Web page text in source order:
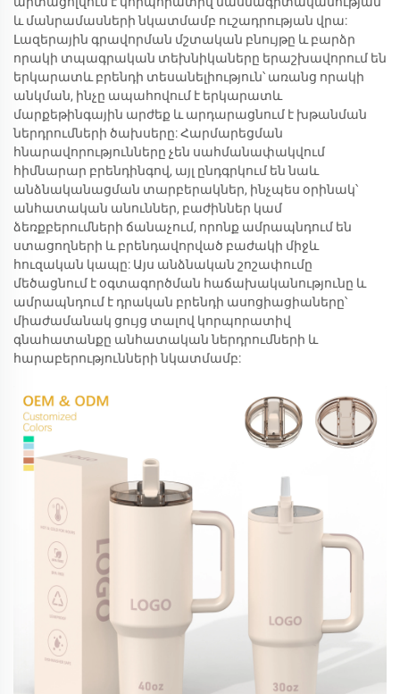
և մանրամասների նկատմամբ ուշադրության վրա:
Լազերային գրավորման մշտական բնույթը և բարձր
որակի տպագրական տեխնիկաները երաշխավորում են
երկարատև բրենդի տեսանելիություն՝ առանց որակի
անկման, ինչը ապահովում է երկարատև
մարքեթինգային արժեք և արդարացնում է խթանման
ներդրումների ծախսերը: Հարմարեցման
հնարավորությունները չեն սահմանափակվում
հիմնարար բրենդինգով, այլ ընդգրկում են նաև
անձնականացման տարբերակներ, ինչպես օրինակ՝
անհատական անուններ, բաժիններ կամ
ձեռքբերումների ճանաչում, որոնք ամրապնդում են
ստացողների և բրենդավորված բաժակի միջև
հուզական կապը: Այս անձնական շոշափումը
մեծացնում է օգտագործման հաճախականությունը և
ամրապնդում է դրական բրենդի ասոցիացիաները՝
միաժամանակ ցույց տալով կորպորատիվ
գնահատանքը անհատական ներդրումների և
հարաբերությունների նկատմամբ: